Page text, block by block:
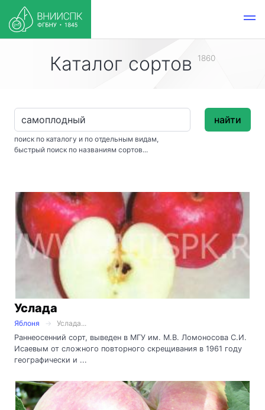
Каталог сортов 1860
поиск по каталогу и по отдельным видам,
быстрый поиск по названиям сортов...
найти
Услада
Яблоня
Услада...
Раннеосенний сорт, выведен в МГУ им. М.В. Ломоносова С.И.
Исаевым от сложного повторного скрещивания в 1961 году
географически и ...